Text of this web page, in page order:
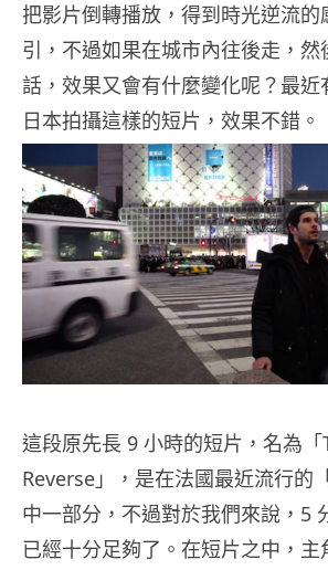
把影片倒轉播放，得到時光逆流的
引，不過如果在城市內往後走，然
話，效果又會有什麼變化呢？最近
日本拍攝這樣的短片，效果不錯。
這段原先長 9 小時的短片，名為
Reverse」，是在法國最近流行的
中一部分，不過對於我們來說，5
已經十分足夠了。在短片之中，主